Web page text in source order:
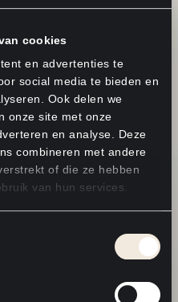
cookies
en advertenties te
social media te bieden en
Ook delen we
onze site met onze
en analyse. Deze
combineren met andere
of die ze hebben
van hun services.